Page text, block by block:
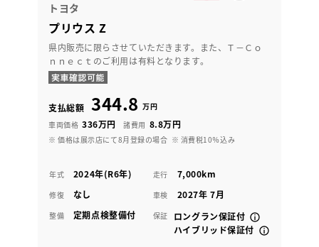
トヨタ
プリウス Z
県内販売に限らさせていただきます。また、Ｔ－Ｃｏ
ｎｎｅｃｔのご利用は有料となります。
支払総額 344.8 万円
車両価格 336万円 諸費用 8.8万円
※ 価格は展示店にて8月登録の場合 ※ 消費税10％込み
年式 2024年(R6年) 走行 7,000km
修復 なし 車検 2027年 7月
整備 定期点検整備付 保証
ロングラン保証付
ハイブリッド保証付